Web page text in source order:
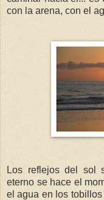
con la arena, con el
Los reflejos del sol
eterno se hace el
el agua en los